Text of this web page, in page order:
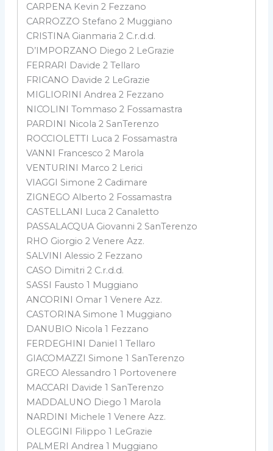
CARPENA Kevin 2 Fezzano
CARROZZO Stefano 2 Muggiano
CRISTINA Gianmaria 2 C.r.d.d.
D’IMPORZANO Diego 2 LeGrazie
FERRARI Davide 2 Tellaro
FRICANO Davide 2 LeGrazie
MIGLIORINI Andrea 2 Fezzano
NICOLINI Tommaso 2 Fossamastra
PARDINI Nicola 2 SanTerenzo
ROCCIOLETTI Luca 2 Fossamastra
VANNI Francesco 2 Marola
VENTURINI Marco 2 Lerici
VIAGGI Simone 2 Cadimare
ZIGNEGO Alberto 2 Fossamastra
CASTELLANI Luca 2 Canaletto
PASSALACQUA Giovanni 2 SanTerenzo
RHO Giorgio 2 Venere Azz.
SALVINI Alessio 2 Fezzano
CASO Dimitri 2 C.r.d.d.
SASSI Fausto 1 Muggiano
ANCORINI Omar 1 Venere Azz.
CASTORINA Simone 1 Muggiano
DANUBIO Nicola 1 Fezzano
FERDEGHINI Daniel 1 Tellaro
GIACOMAZZI Simone 1 SanTerenzo
GRECO Alessandro 1 Portovenere
MACCARI Davide 1 SanTerenzo
MADDALUNO Diego 1 Marola
NARDINI Michele 1 Venere Azz.
OLEGGINI Filippo 1 LeGrazie
PALMERI Andrea 1 Muggiano